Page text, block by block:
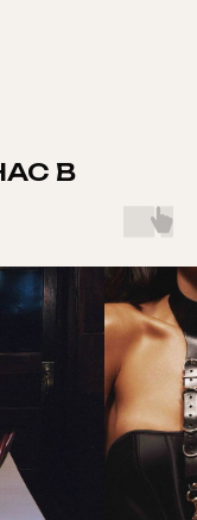
В